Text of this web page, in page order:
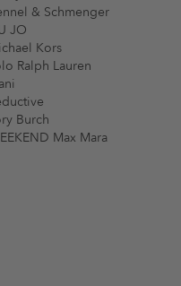
& Schmenger
JO
Kors
Ralph Lauren
Burch
Max Mara